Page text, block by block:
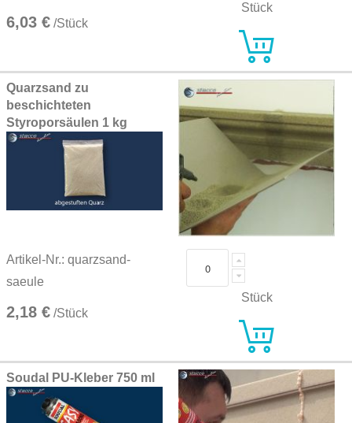
6,03 € /Stück
Stück
Quarzsand zu
beschichteten
Styroporsäulen 1 kg
Artikel-Nr.: quarzsand-
saeule
2,18 € /Stück
Stück
Soudal PU-Kleber 750 ml